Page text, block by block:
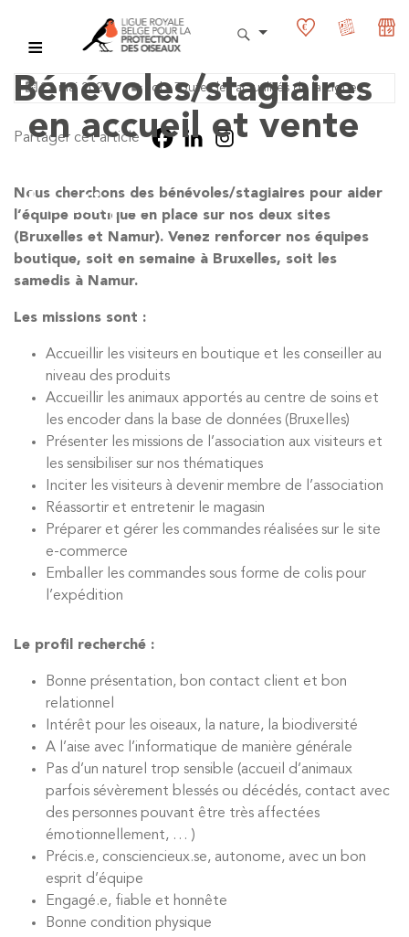
Bénévoles/stagiaires
en accueil et vente
boutique
22 mai 2023 Job, Toutes les actualités de la Ligue
Partager cet article
Nous cherchons des bénévoles/stagiaires pour aider
l’équipe boutique en place sur nos deux sites
(Bruxelles et Namur). Venez renforcer nos équipes
boutique, soit en semaine à Bruxelles, soit les
samedis à Namur.
Les missions sont :
Accueillir les visiteurs en boutique et les conseiller au
niveau des produits
Accueillir les animaux apportés au centre de soins et
les encoder dans la base de données (Bruxelles)
Présenter les missions de l’association aux visiteurs et
les sensibiliser sur nos thématiques
Inciter les visiteurs à devenir membre de l’association
Réassortir et entretenir le magasin
Préparer et gérer les commandes réalisées sur le site
e-commerce
Emballer les commandes sous forme de colis pour
l’expédition
Le profil recherché :
Bonne présentation, bon contact client et bon
relationnel
Intérêt pour les oiseaux, la nature, la biodiversité
A l’aise avec l’informatique de manière générale
Pas d’un naturel trop sensible (accueil d’animaux
parfois sévèrement blessés ou décédés, contact avec
des personnes pouvant être très affectées
émotionnellement, … )
Précis.e, consciencieux.se, autonome, avec un bon
esprit d’équipe
Engagé.e, fiable et honnête
Bonne condition physique